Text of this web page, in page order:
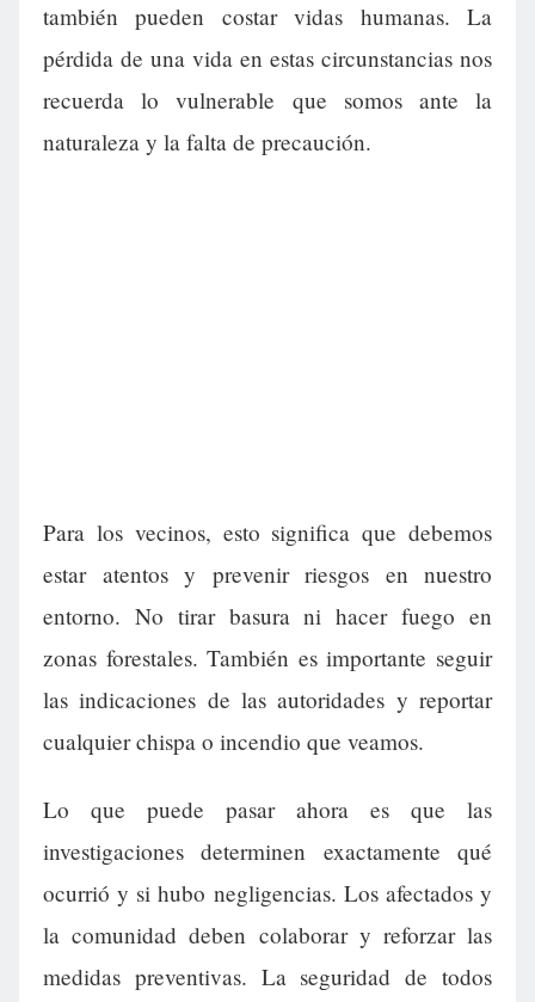
también pueden costar vidas humanas. La
pérdida de una vida en estas circunstancias nos
recuerda lo vulnerable que somos ante la
naturaleza y la falta de precaución.
Para los vecinos, esto significa que debemos
estar atentos y prevenir riesgos en nuestro
entorno. No tirar basura ni hacer fuego en
zonas forestales. También es importante seguir
las indicaciones de las autoridades y reportar
cualquier chispa o incendio que veamos.
Lo que puede pasar ahora es que las
investigaciones determinen exactamente qué
ocurrió y si hubo negligencias. Los afectados y
la comunidad deben colaborar y reforzar las
medidas preventivas. La seguridad de todos